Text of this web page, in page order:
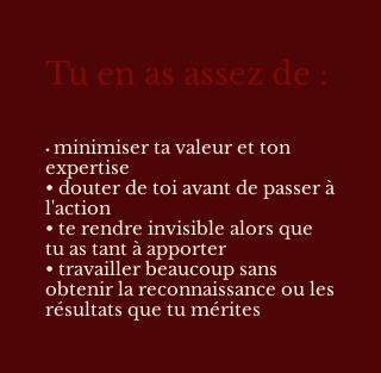
Tu en as assez de :
• minimiser ta valeur et ton
expertise
• douter de toi avant de passer à
l'action
• te rendre invisible alors que
tu as tant à apporter
• travailler beaucoup sans
obtenir la reconnaissance ou les
résultats que tu mérites